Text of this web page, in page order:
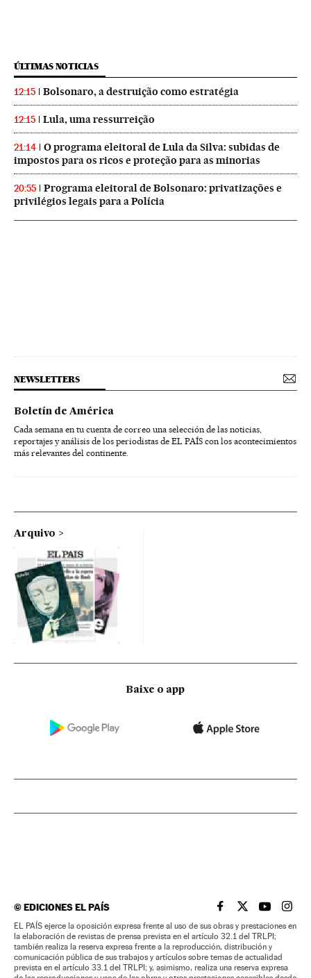
ÚLTIMAS NOTICIAS
12:15 Bolsonaro, a destruição como estratégia
12:15 Lula, uma ressurreição
21:14
O programa eleitoral de Lula da Silva: subidas de
impostos para os ricos e proteção para as minorias
20:55
Programa eleitoral de Bolsonaro: privatizações e
privilégios legais para a Polícia
NEWSLETTERS
Boletín de América
Cada semana en tu cuenta de correo una selección de las noticias,
reportajes y análisis de los periodistas de EL PAÍS con los acontecimientos
más relevantes del continente.
Arquivo
Baixe o app
©EDICIONES EL PAÍS EL PAÍS BRASIL EN
EL PAÍSEL PAÍS
EL
EL PAÍS ejerce la oposición expresa frente al uso de sus obras y prestaciones en
la elaboración de revistas de prensa prevista en el artículo 32.1 del TRLPI;
también realiza la reserva expresa frente a la reproducción, distribución y
comunicación pública de sus trabajos y artículos sobre temas de actualidad
prevista en el artículo 33.1 del TRLPI; y, asimismo, realiza una reserva expresa